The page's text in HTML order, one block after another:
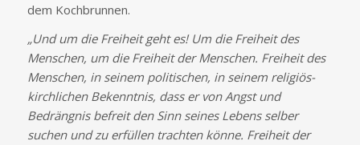
dem Kochbrunnen.
„Und um die Freiheit geht es! Um die Freiheit des
Menschen, um die Freiheit der Menschen. Freiheit des
Menschen, in seinem politischen, in seinem religiös-
kirchlichen Bekenntnis, dass er von Angst und
Bedrängnis befreit den Sinn seines Lebens selber
suchen und zu erfüllen trachten könne. Freiheit der